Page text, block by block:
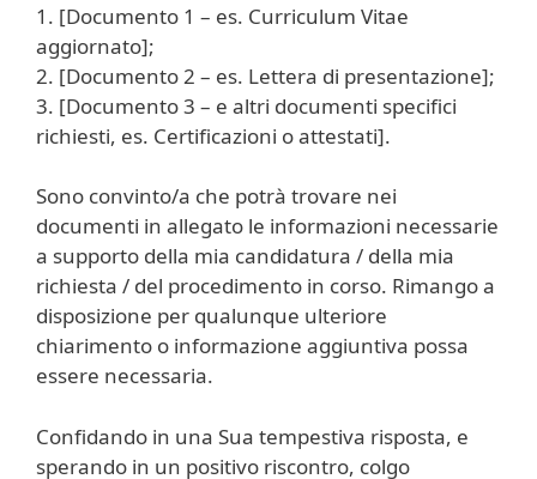
1. [Documento 1 – es. Curriculum Vitae
aggiornato];
2. [Documento 2 – es. Lettera di presentazione];
3. [Documento 3 – e altri documenti specifici
richiesti, es. Certificazioni o attestati].
Sono convinto/a che potrà trovare nei
documenti in allegato le informazioni necessarie
a supporto della mia candidatura / della mia
richiesta / del procedimento in corso. Rimango a
disposizione per qualunque ulteriore
chiarimento o informazione aggiuntiva possa
essere necessaria.
Confidando in una Sua tempestiva risposta, e
sperando in un positivo riscontro, colgo